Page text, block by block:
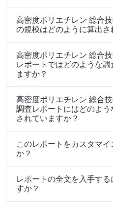
高密度ポリエチレン 総合
の規模はどのように算出さ
高密度ポリエチレン 総合
レポートではどのような
ますか？
高密度ポリエチレン 総合
調査レポートにはどのよ
されていますか？
このレポートをカスタマ
か？
レポートの全文を入手す
すか？